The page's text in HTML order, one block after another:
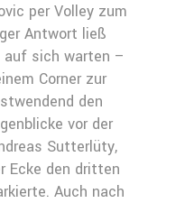
per Volley zum
Antwort ließ
auf sich warten –
Corner zur
den
vor der
Sutterlüty,
Ecke den dritten
Auch nach